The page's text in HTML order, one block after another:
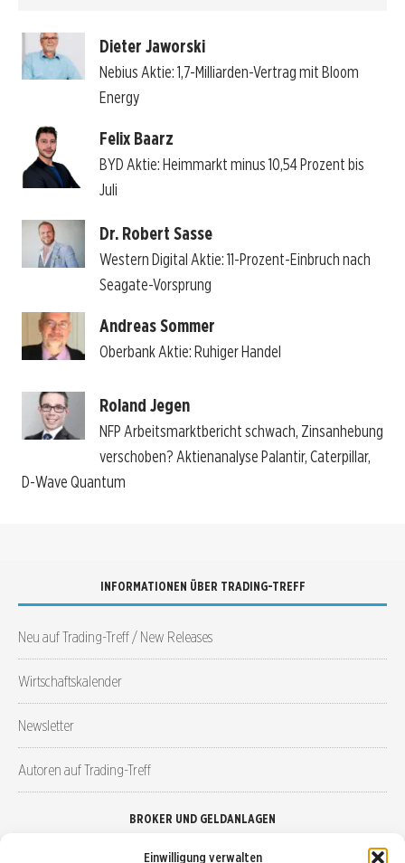
Einwilligung verwalten
Dieter Jaworski
Nebius Aktie: 1,7-Milliarden-Vertrag mit Bloom
Energy
Felix Baarz
BYD Aktie: Heimmarkt minus 10,54 Prozent bis
Juli
Dr. Robert Sasse
Western Digital Aktie: 11-Prozent-Einbruch nach
Seagate-Vorsprung
Andreas Sommer
Oberbank Aktie: Ruhiger Handel
Roland Jegen
NFP Arbeitsmarktbericht schwach, Zinsanhebung
verschoben? Aktienanalyse Palantir, Caterpillar,
D-Wave Quantum
INFORMATIONEN ÜBER TRADING-TREFF
Neu auf Trading-Treff / New Releases
Wirtschaftskalender
Newsletter
Autoren auf Trading-Treff
BROKER UND GELDANLAGEN